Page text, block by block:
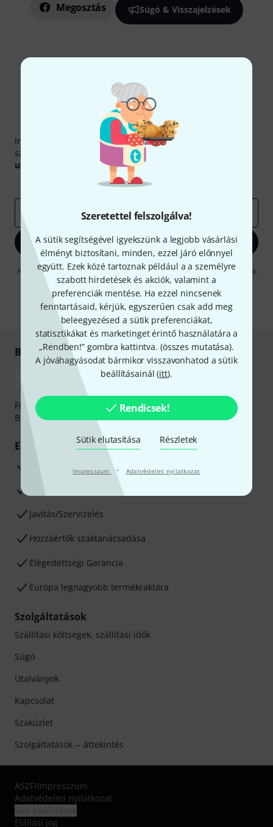
Szeretettel felszolgálva!
A sütik segítségével igyekszünk a legjobb vásárlási
élményt biztosítani, minden, ezzel járó előnnyel
együtt. Ezek közé tartoznak például a a személyre
szabott hirdetések és akciók, valamint a
preferenciák mentése. Ha ezzel nincsenek
fenntartásaid, kérjük, egyszerűen csak add meg
beleegyezésed a sütik preferenciákat,
statisztikákat és marketinget érintő használatára a
„Rendben!” gombra kattintva. (összes mutatása).
A jóváhagyásodat bármikor visszavonhatod a sütik
beállításainál (itt).
Rendicsek!
Sütik elutasítása Részletek
Impresszum · Adatvédelmi nyilatkozat
Megosztás Súgó & Visszajelzések
Thomann hírlevél
Iratkozz fel a Thomann angol nyelvű hírlevelére, és kis
szerencsével megnyerheted a50
utalvány
Inspiráló gondolatok
Bejelentkezés
A "Bejelentkezés" gombra kattintva elfogadja, hogy e-mailben küldjünk
önnek hirdetéseket. Bármikor leiratkozhat erről. A hírlevélről további
információkat azdata protection guideline-ben talál.
* Kitöltés kötelező
Biztonságos vásárlás és fizetés
Fizessen biztonságosan, titkosítással: Banki átutalás vagy
Betéti- vagy hitelkártya segítségével
Előnyök
3 éves Thomann-garancia
30 napos pénzvisszafizetési garancia
Javítás/Szervizelés
Hozzáértők szaktanácsadása
Elégedettségi Garancia
Európa legnagyobb termékraktára
Szolgáltatások
Szállítási költségek, szállítási idők
Súgó
Utalványok
Kapcsolat
Szaküzlet
Szolgáltatások -- áttekintés
ÁSZF/Impresszum
Adatvédelmi nyilatkozat
Elállási jog